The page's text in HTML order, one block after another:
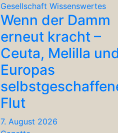
Gesellschaft Wissenswertes
Wenn der Damm
erneut kracht –
Ceuta, Melilla
Europas
Flut
7. August 2026